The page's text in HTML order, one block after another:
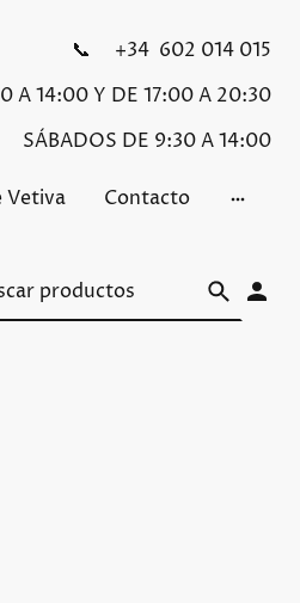
📞 +34 602 014 015
A 14:00 Y DE 17:00 A 20:30
SÁBADOS DE 9:30 A 14:00
Vetiva Contacto